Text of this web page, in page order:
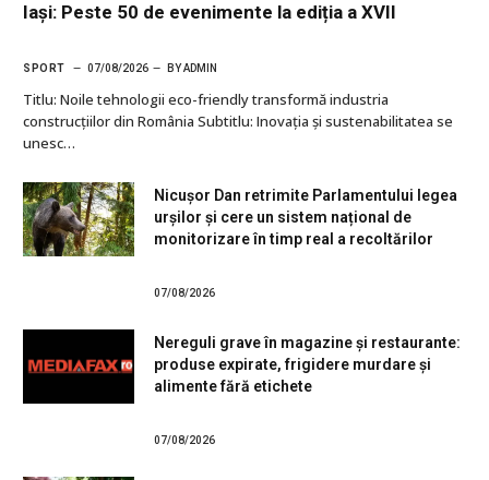
Iași: Peste 50 de evenimente la ediția a XVII
SPORT 07/08/2026 BY ADMIN
Titlu: Noile tehnologii eco-friendly transformă industria
construcțiilor din România Subtitlu: Inovația și sustenabilitatea se
unesc…
Nicușor Dan retrimite Parlamentului legea
urșilor și cere un sistem național de
monitorizare în timp real a recoltărilor
07/08/2026
Nereguli grave în magazine și restaurante:
produse expirate, frigidere murdare și
alimente fără etichete
07/08/2026